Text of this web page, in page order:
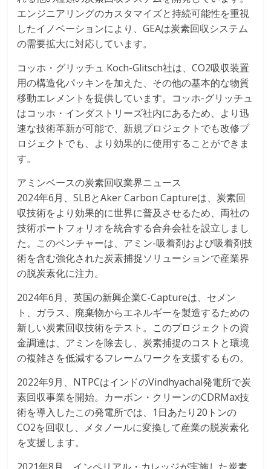
エンジニアリングのカスタマイズと持続可能性を重視
したイノベーションにより、GEAは炭素回収システム
の需要拡大に対応しています。
コッホ・グリッチュ Koch-Glitsch社は、CO2吸収装置
用の構造化パッキンを加えた、その他の基本的な物質
移動エレメントを提供しています。コッホ-グリッチュ
はコッホ・インダストリーズ社内にあるため、より迅
速な技術革新が可能で、新規プロジェクトでも改修プ
ロジェクトでも、より効果的に使用することができま
す。
アミンベースの炭素回収業界ニュース
2024年6月、SLBとAker Carbon Captureは、炭素回
収技術をより効果的に世界に普及させるため、両社の
技術ポートフォリオを統合する合弁会社を設立しまし
た。このベンチャーは、アミン-吸着剤および吸着剤技
術を含む強化された炭素捕捉ソリューションで産業界
の脱炭素化に注力。
2024年6月、英国の新興企業C-Captureは、セメン
ト、ガラス、廃棄物からエネルギーを製造するための
新しい炭素回収技術をテスト。このプロジェクトの資
金調達は、アミンを除去し、炭素捕捉のコストと環境
の複雑さを低減するフレームワークを支援するもの。
2022年9月、NTPCはインドのVindhyachal発電所で炭
素回収事業を開始。カーボン・クリーンのCDRMax技
術を導入したこの発電所では、1日あたり20トンの
CO2を回収し、メタノールに変換して産業の脱炭素化
を支援します。